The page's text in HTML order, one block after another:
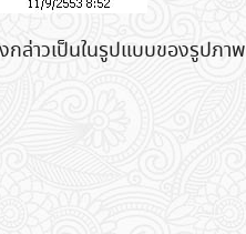
กล่าวเป็นในรูปแบบของรูปภาพ